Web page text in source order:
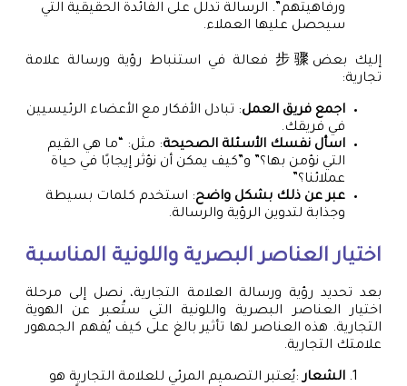
ورفاهيتهم”. الرسالة تدلل على الفائدة الحقيقية التي
سيحصل عليها العملاء.
إليك بعض步骤 فعالة في استنباط رؤية ورسالة علامة
تجارية:
اجمع فريق العمل: تبادل الأفكار مع الأعضاء الرئيسيين
في فريقك.
اسأل نفسك الأسئلة الصحيحة: مثل: “ما هي القيم
التي نؤمن بها؟” و”كيف يمكن أن نؤثر إيجابًا في حياة
عملائنا؟”
عبر عن ذلك بشكل واضح: استخدم كلمات بسيطة
وجذابة لتدوين الرؤية والرسالة.
اختيار العناصر البصرية واللونية المناسبة
بعد تحديد رؤية ورسالة العلامة التجارية، نصل إلى مرحلة
اختيار العناصر البصرية واللونية التي ستُعبر عن الهوية
التجارية. هذه العناصر لها تأثير بالغ على كيف يُفهم الجمهور
علامتك التجارية.
الشعار :يُعتبر التصميم المرئي للعلامة التجارية هو